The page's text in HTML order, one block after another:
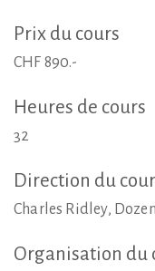
Prix du cours
CHF 890.-
Heures de cours
32
Direction du
Charles Ridley,
Organisation du